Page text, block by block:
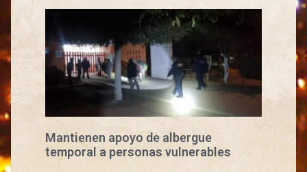
Mantienen apoyo de albergue
temporal a personas vulnerables